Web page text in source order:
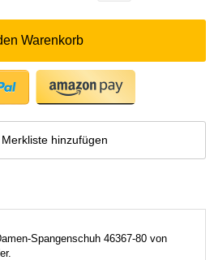
Warenkorb
hinzufügen
Spangenschuh 46367-80 von